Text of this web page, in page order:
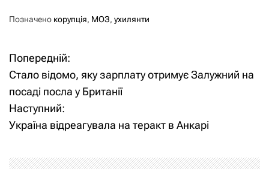
Позначено корупція, МОЗ, ухилянти
Н
а
в
г
Попередній:
Стало відомо, яку зарплату отримує Залужний на
посаді посла у Британії
Наступний:
Україна відреагувала на теракт в Анкарі